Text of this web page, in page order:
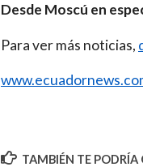
Desde Moscú en
Para ver más noticias,
TAMBIÉN TE PODRÍA